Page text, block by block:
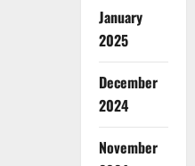
January
2025
December
2024
November